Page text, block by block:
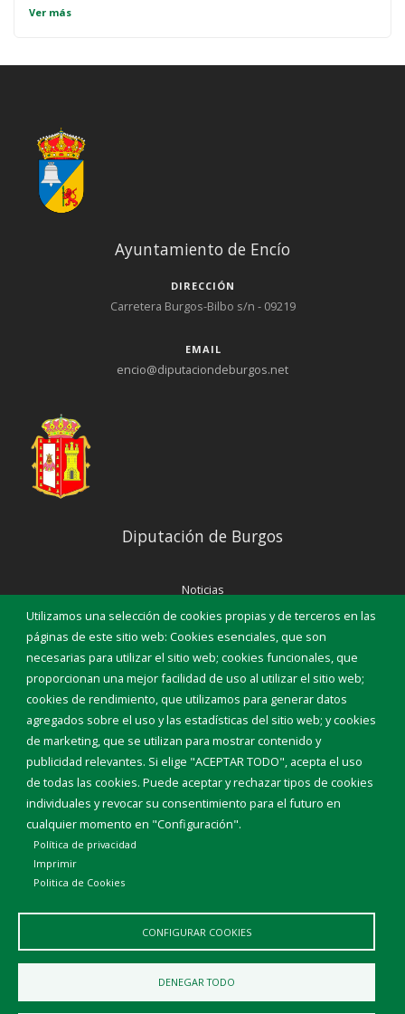
Ver más
Utilizamos una selección de cookies propias y de terceros en las
páginas de este sitio web: Cookies esenciales, que son
necesarias para utilizar el sitio web; cookies funcionales, que
proporcionan una mejor facilidad de uso al utilizar el sitio web;
cookies de rendimiento, que utilizamos para generar datos
agregados sobre el uso y las estadísticas del sitio web; y cookies
de marketing, que se utilizan para mostrar contenido y
publicidad relevantes. Si elige "ACEPTAR TODO", acepta el uso
de todas las cookies. Puede aceptar y rechazar tipos de cookies
individuales y revocar su consentimiento para el futuro en
cualquier momento en "Configuración".
Política de privacidad
Imprimir
Politica de Cookies
CONFIGURAR COOKIES
DENEGAR TODO
Ayuntamiento de Encío
DIRECCIÓN
Carretera Burgos-Bilbo s/n - 09219
EMAIL
encio@diputaciondeburgos.net
Diputación de Burgos
Noticias
Eventos
Corporación Municipal
Teléfonos de interés
INICIAR SESIÓN
MAPA WEB